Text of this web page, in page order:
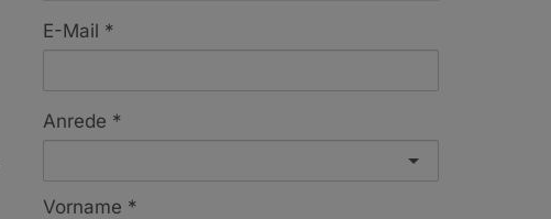
E-Mail
Anrede
Vorname